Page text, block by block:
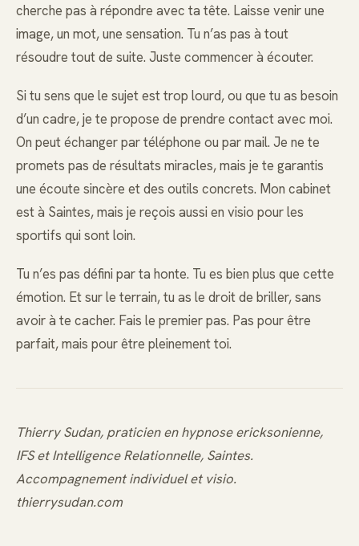
cherche pas à répondre avec ta tête. Laisse venir une
image, un mot, une sensation. Tu n’as pas à tout
résoudre tout de suite. Juste commencer à écouter.
Si tu sens que le sujet est trop lourd, ou que tu as besoin
d’un cadre, je te propose de prendre contact avec moi.
On peut échanger par téléphone ou par mail. Je ne te
promets pas de résultats miracles, mais je te garantis
une écoute sincère et des outils concrets. Mon cabinet
est à Saintes, mais je reçois aussi en visio pour les
sportifs qui sont loin.
Tu n’es pas défini par ta honte. Tu es bien plus que cette
émotion. Et sur le terrain, tu as le droit de briller, sans
avoir à te cacher. Fais le premier pas. Pas pour être
parfait, mais pour être pleinement toi.
Thierry Sudan, praticien en hypnose ericksonienne,
IFS et Intelligence Relationnelle, Saintes.
Accompagnement individuel et visio.
thierrysudan.com